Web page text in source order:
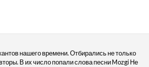
нашего времени. Отбирались не только
В их число попали слова песни Mozgi Не